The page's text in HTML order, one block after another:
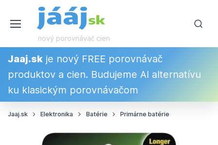
nový porovnávač cien
Jaaj.sk je nový FREE porovnávač
produktov a cien. Budujeme AI alternatívu
ku klasickým porovnávačom
Jaaj.sk Elektronika Batérie Primárne batérie